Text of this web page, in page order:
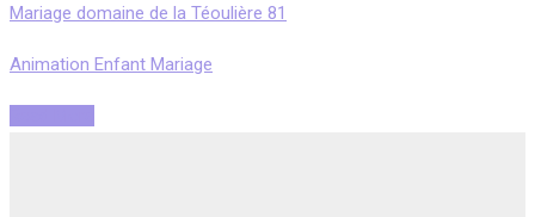
Mariage domaine de la Téoulière 81
Animation Enfant Mariage